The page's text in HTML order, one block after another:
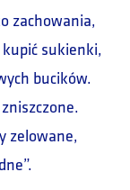
zachowania,
sukienki,
bucików.
zelowane,